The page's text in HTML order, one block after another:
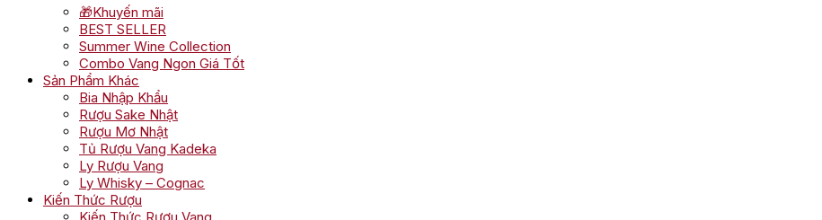
🎁Khuyến mãi
BEST SELLER
Summer Wine Collection
Combo Vang Ngon Giá Tốt
Sản Phẩm Khác
Bia Nhập Khẩu
Rượu Sake Nhật
Rượu Mơ Nhật
Tủ Rượu Vang Kadeka
Ly Rượu Vang
Ly Whisky – Cognac
Kiến Thức Rượu